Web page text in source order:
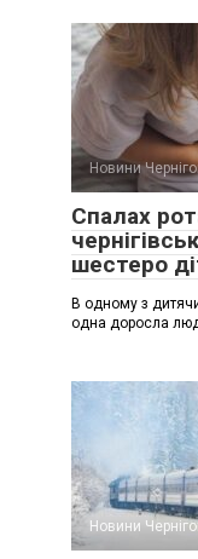
Новини
Спалах
шестеро
В одному з
одна доросла
Новини